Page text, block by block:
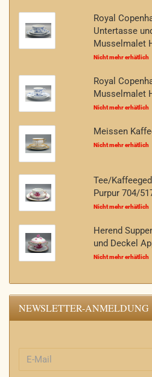
Royal
Untertasse
Musselmalet
Nicht mehr erhätlich
Royal
Musselmalet
Nicht mehr erhätlich
Meissen
Nicht mehr erhätlich
Tee/
Purpur 704/
Nicht mehr erhätlich
Herend
und Deckel
Nicht mehr erhätlich
NEWSLETTER-ANMELDUNG
WEITER
ZUR
E-
Mail